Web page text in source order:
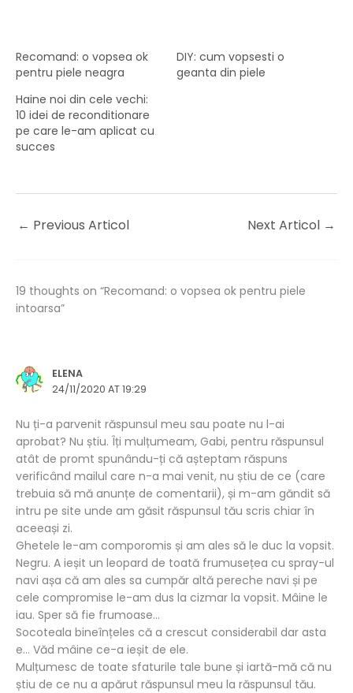
Recomand: o vopsea ok
pentru piele neagra
DIY: cum vopsesti o
geanta din piele
Haine noi din cele vechi:
10 idei de reconditionare
pe care le-am aplicat cu
succes
← Previous Articol Next Articol →
19 thoughts on “Recomand: o vopsea ok pentru piele
intoarsa”
ELENA
24/11/2020 AT 19:29
Nu ți-a parvenit răspunsul meu sau poate nu l-ai
aprobat? Nu știu. Îți mulțumeam, Gabi, pentru răspunsul
atât de promt spunându-ți că așteptam răspuns
verificând mailul care n-a mai venit, nu știu de ce (care
trebuia să mă anunțe de comentarii), și m-am găndit să
intru pe site unde am găsit răspunsul tău scris chiar în
aceeași zi.
Ghetele le-am comporomis și am ales să le duc la vopsit.
Negru. A ieșit un leopard de toată frumusețea cu spray-ul
navi așa că am ales sa cumpăr altă pereche navi și pe
cele compromise le-am dus la cizmar la vopsit. Mâine le
iau. Sper să fie frumoase…
Socoteala bineînțeles că a crescut considerabil dar asta
e… Văd mâine ce-a ieșit de ele.
Mulțumesc de toate sfaturile tale bune și iartă-mă că nu
știu de ce nu a apărut răspunsul meu la răspunsul tău.